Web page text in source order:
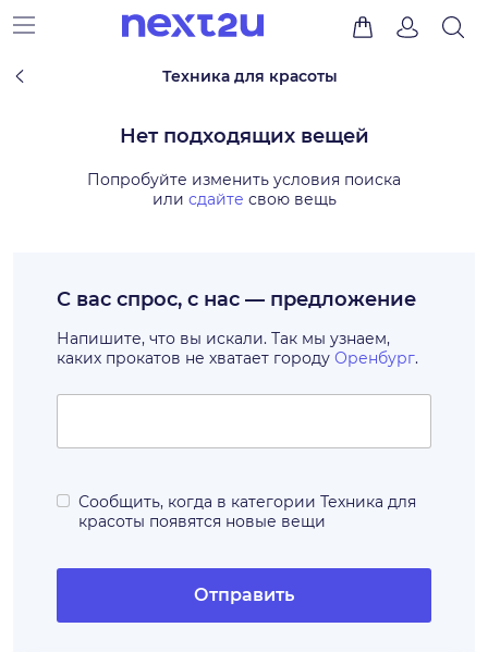
Техника для красоты
Нет подходящих вещей
Попробуйте изменить условия поиска
или сдайте свою вещь
С вас спрос, с нас — предложение
Напишите, что вы искали. Так мы узнаем,
каких прокатов не хватает городу Оренбург.
Сообщить, когда в категории Техника для
красоты появятся новые вещи
Отправить